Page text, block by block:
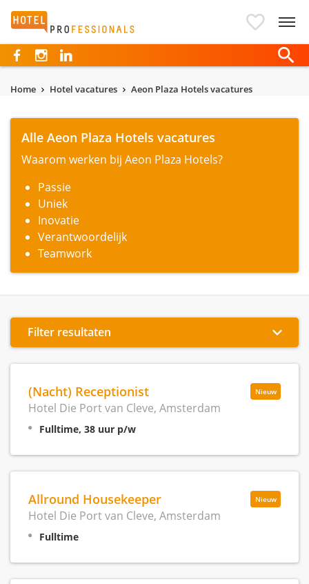
Hotelprofessionals
Home Hotel vacatures Aeon Plaza Hotels vacatures
Alle Aeon Plaza Hotels vacatures
Waarom werken bij Aeon Plaza Hotels?
Passie
Uniek
Inovatie
Verantwoordelijk
Teamwork
Filter resultaten
Nieuw
(Nacht) Receptionist
Hotel Die Port van Cleve, Amsterdam
Fulltime, 38 uur p/w
Nieuw
Allround Housekeeper
Hotel Die Port van Cleve, Amsterdam
Fulltime